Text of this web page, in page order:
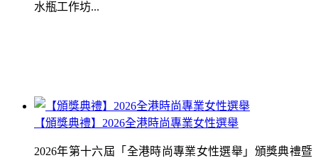
水瓶工作坊...
【頒獎典禮】2026全港時尚專業女性選舉
2026年第十六屆「全港時尚專業女性選舉」頒獎典禮暨